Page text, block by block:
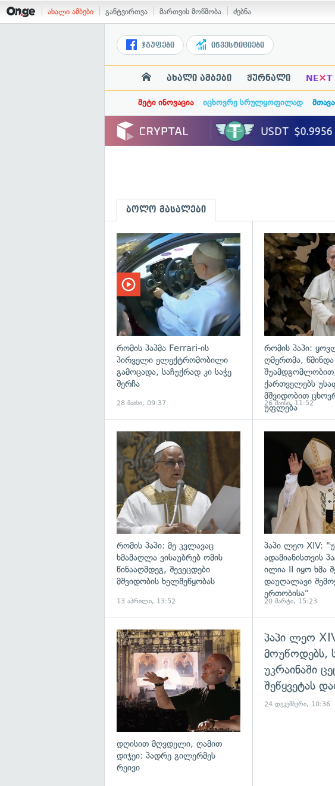
ახალი ამბები განტვირთვა მართვის მოწმობა ძებნა
ჯგუფები ინვესტიციები
ახალი ამბები ჟურნალი NE×T
მეტი ინოვაცია იცხოვრე სრულყოფილად
ბოლო მასალები
რომის პაპმა Ferrari-ის
პირველი ელექტრომობილი
გამოცადა, საჩუქრად კი საჭე
შერჩა
28 მაისი, 09:37
რომის პაპი:
ღმერთმა,
ქართველებს
მშვიდობით
უფლება
26 მაისი, 11:52
რომის პაპი: მე კვლავაც
ხმამაღლა ვისაუბრებ ომის
წინააღმდეგ, შევეცდები
მშვიდობის ხელშეწყობას
13 აპრილი, 13:52
პაპი ლეო XIV:
ადამიანისთვის
ილია II იყო ხმა
დაუღალავი
ერთობისა"
20 მარტი, 15:23
გადახედვა
დღისით მღვდელი, ღამით
დიჯეი: პადრე გილერმეს
რეივი
პაპი ლეო
მოუწოდებს,
უკრაინაში
შეწყვეტას
24 დეკემბერი, 10:36